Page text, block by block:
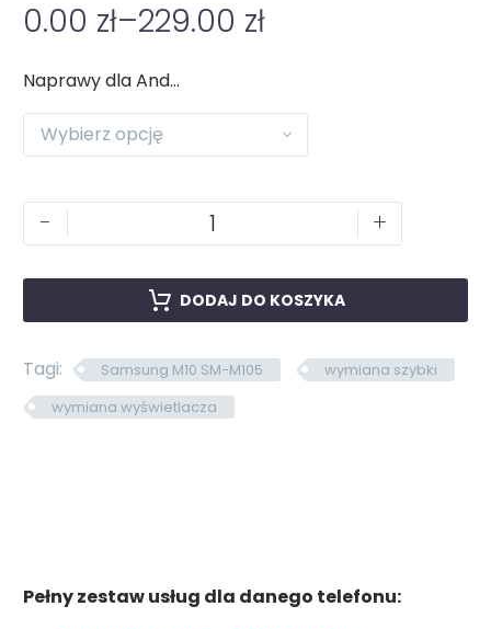
0.00 zł–229.00 zł
Naprawy dla Android
Wybierz opcję
- +
DODAJ DO KOSZYKA
Tagi: Samsung M10 SM-M105
wymiana szybki
wymiana wyświetlacza
Pełny zestaw usług dla danego telefonu: